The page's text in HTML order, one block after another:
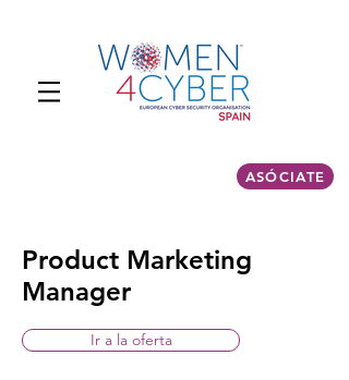
ASÓCIATE
Product Marketing
Manager
Ir a la oferta